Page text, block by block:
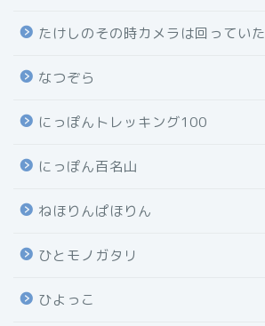
たけしのその時カメラは回っていた
なつぞら
にっぽんトレッキング100
にっぽん百名山
ねほりんぱほりん
ひとモノガタリ
ひよっこ